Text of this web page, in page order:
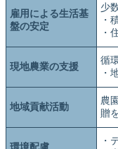
雇用による生活基
盤の安定
少
・
・
現地農業の支援
循
・
地域貢献活動
農
贈
環境配慮
・